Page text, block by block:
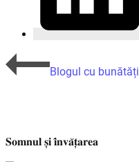
Blogul cu bunătăți
𝐒𝐨𝐦𝐧𝐮𝐥 𝐬̦𝐢 𝐢̂𝐧𝐯𝐚̆𝐭̦𝐚𝐫𝐞𝐚